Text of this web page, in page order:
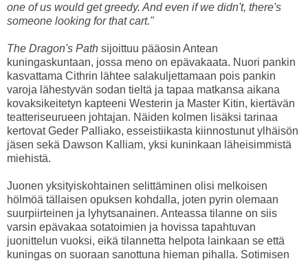
one of us would get greedy. And even if we didn't, there's
someone looking for that cart."
The Dragon's Path sijoittuu pääosin Antean
kuningaskuntaan, jossa meno on epävakaata. Nuori pankin
kasvattama Cithrin lähtee salakuljettamaan pois pankin
varoja lähestyvän sodan tieltä ja tapaa matkansa aikana
kovaksikeitetyn kapteeni Westerin ja Master Kitin, kiertävän
teatteriseurueen johtajan. Näiden kolmen lisäksi tarinaa
kertovat Geder Palliako, esseistiikasta kiinnostunut ylhäisön
jäsen sekä Dawson Kalliam, yksi kuninkaan läheisimmistä
miehistä.
Juonen yksityiskohtainen selittäminen olisi melkoisen
hölmöä tällaisen opuksen kohdalla, joten pyrin olemaan
suurpiirteinen ja lyhytsanainen. Anteassa tilanne on siis
varsin epävakaa sotatoimien ja hovissa tapahtuvan
juonittelun vuoksi, eikä tilannetta helpota lainkaan se että
kuningas on suoraan sanottuna hieman pihalla. Sotimisen